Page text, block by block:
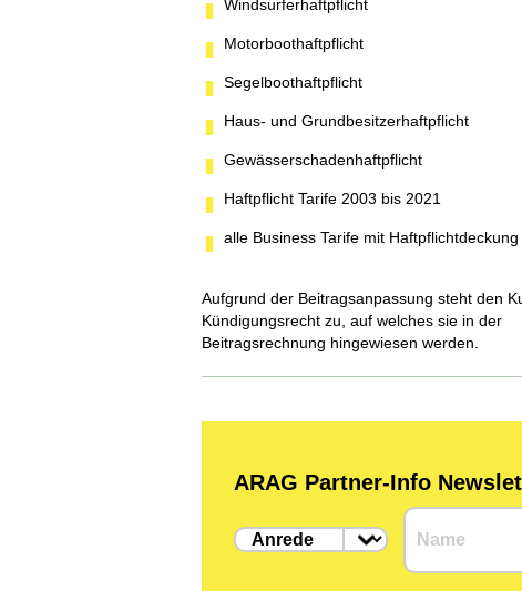
Windsurferhaftpflicht
Motorboothaftpflicht
Segelboothaftpflicht
Haus- und Grundbesitzerhaftpflicht
Gewässerschadenhaftpflicht
Haftpflicht Tarife 2003 bis 2021
alle Business Tarife mit Haftpflichtdeckung
Aufgrund der Beitragsanpassung steht den
Kündigungsrecht zu, auf welches sie in der
Beitragsrechnung hingewiesen werden.
ARAG Partner-Info